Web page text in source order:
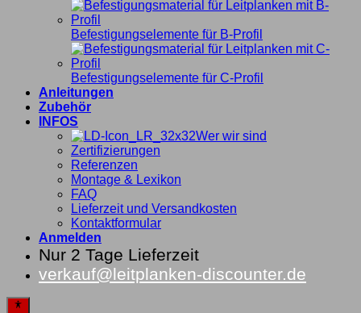
Befestigungselemente für B-Profil
Befestigungselemente für C-Profil
Anleitungen
Zubehör
INFOS
Wer wir sind
Zertifizierungen
Referenzen
Montage & Lexikon
FAQ
Lieferzeit und Versandkosten
Kontaktformular
Anmelden
Nur 2 Tage Lieferzeit
verkauf@leitplanken-discounter.de